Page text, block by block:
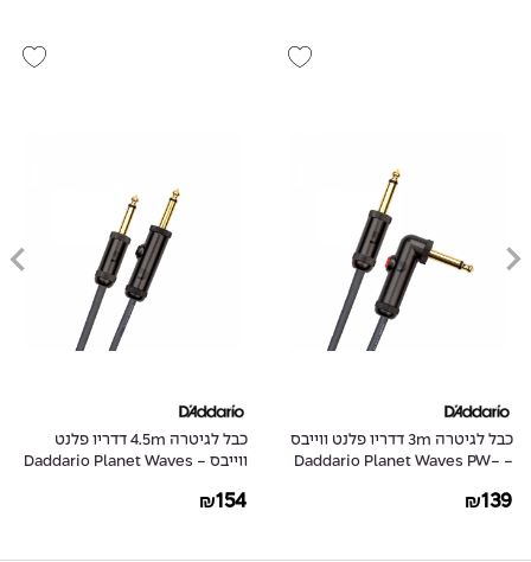
כבל לגיטרה 3m דדריו פלנט ווייבס
- Daddario Planet Waves PW-
₪139
כבל לגיטרה 4.5m דדריו פלנט
ווייבס - Daddario Planet Waves
₪154